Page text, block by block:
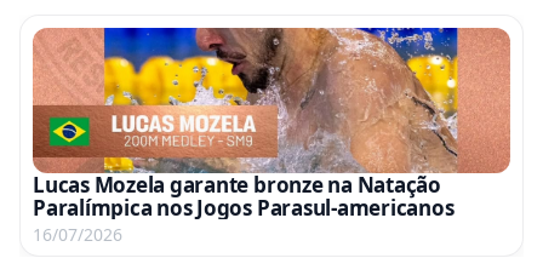
Lucas Mozela garante bronze na Natação
Paralímpica nos Jogos Parasul-americanos
16/07/2026